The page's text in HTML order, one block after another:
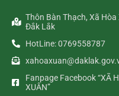
Thôn Bàn Thạch, Xã Hòa
Đắk Lắk
HotLine: 0769558787
Fanpage Facebook “XÃ
XUÂN”